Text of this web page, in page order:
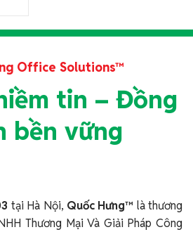
Office Solutions™
tin – Đồng
bền vững
tại Hà Nội, Quốc Hưng™ là thương
Thương Mại Và Giải Pháp Công